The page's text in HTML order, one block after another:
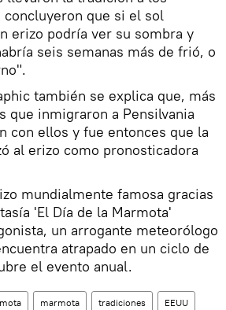
concluyeron que si el sol
erizo podría ver su sombra y
seis semanas más de frió, o
también se explica que, más
que inmigraron a Pensilvania
con ellos y fue entonces que la
al erizo como pronosticadora
mundialmente famosa gracias
'El Día de la Marmota'
un arrogante meteorólogo
atrapado en un ciclo de
el evento anual.
marmota tradiciones EEUU